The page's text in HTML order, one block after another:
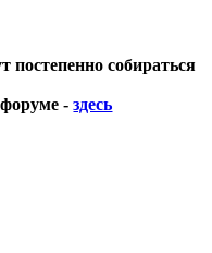
постепенно собираться
-здесь